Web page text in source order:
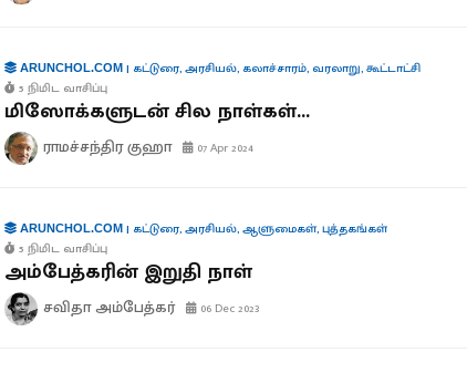
ARUNCHOL.COM| கட்டுரை,அரசியல், கலாச்சாரம், வரலாறு,கூட்டாட்சி
5 நிமிட வாசிப்பு
மிஸோக்களுடன் சில நாள்கள்…
ராமச்சந்திர குஹா 07 Apr 2024
ARUNCHOL.COM| கட்டுரை,அரசியல்,ஆளுமைகள்,புத்தகங்கள்
5 நிமிட வாசிப்பு
அம்பேத்கரின் இறுதி நாள்
சவிதா அம்பேத்கர் 06 Dec 2023